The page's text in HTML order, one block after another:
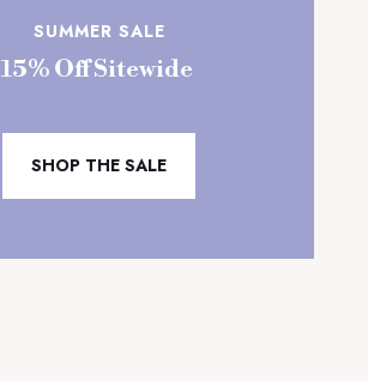
SUMMER SALE
15% Off Sitewide
SHOP THE SALE